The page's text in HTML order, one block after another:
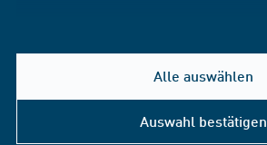
Alle auswählen
Auswahl bestätigen